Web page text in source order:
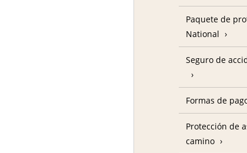
Paquete de
National
Seguro de
Formas de
Protección de
camino